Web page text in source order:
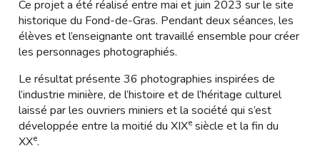
Ce projet a été réalisé entre mai et juin 2023 sur le site
historique du Fond-de-Gras. Pendant deux séances, les
élèves et l’enseignante ont travaillé ensemble pour créer
les personnages photographiés.
Le résultat présente 36 photographies inspirées de
l’industrie minière, de l’histoire et de l’héritage culturel
laissé par les ouvriers miniers et la société qui s’est
développée entre la moitié du XIXe siècle et la fin du
XXe.